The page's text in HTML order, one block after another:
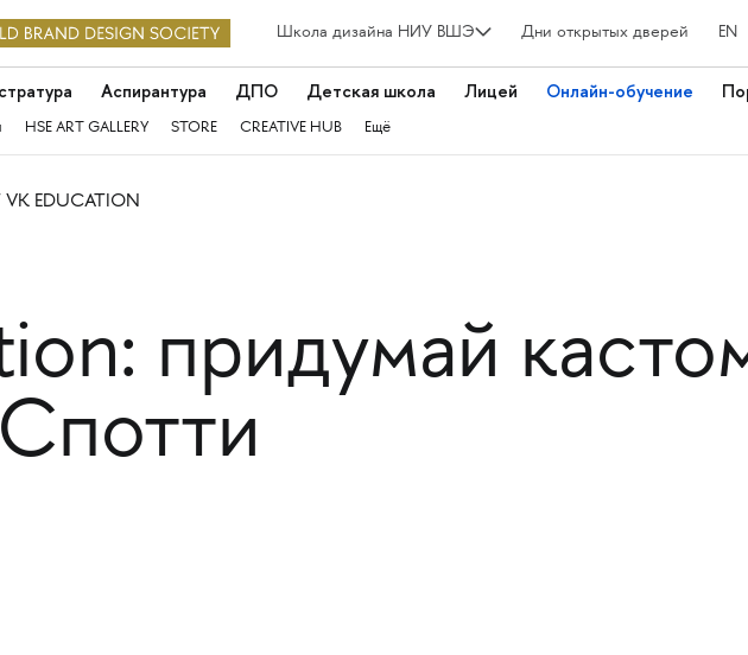
Школа дизайна НИУ ВШЭ Дни открытых дверей EN
Аспирантура ДПО Детская школа Лицей Онлайн-обучение
HSE ART GALLERY STORE CREATIVE HUB Ещё
EDUCATION
придумай